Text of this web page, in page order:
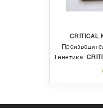
CRITICAL
Генетика: